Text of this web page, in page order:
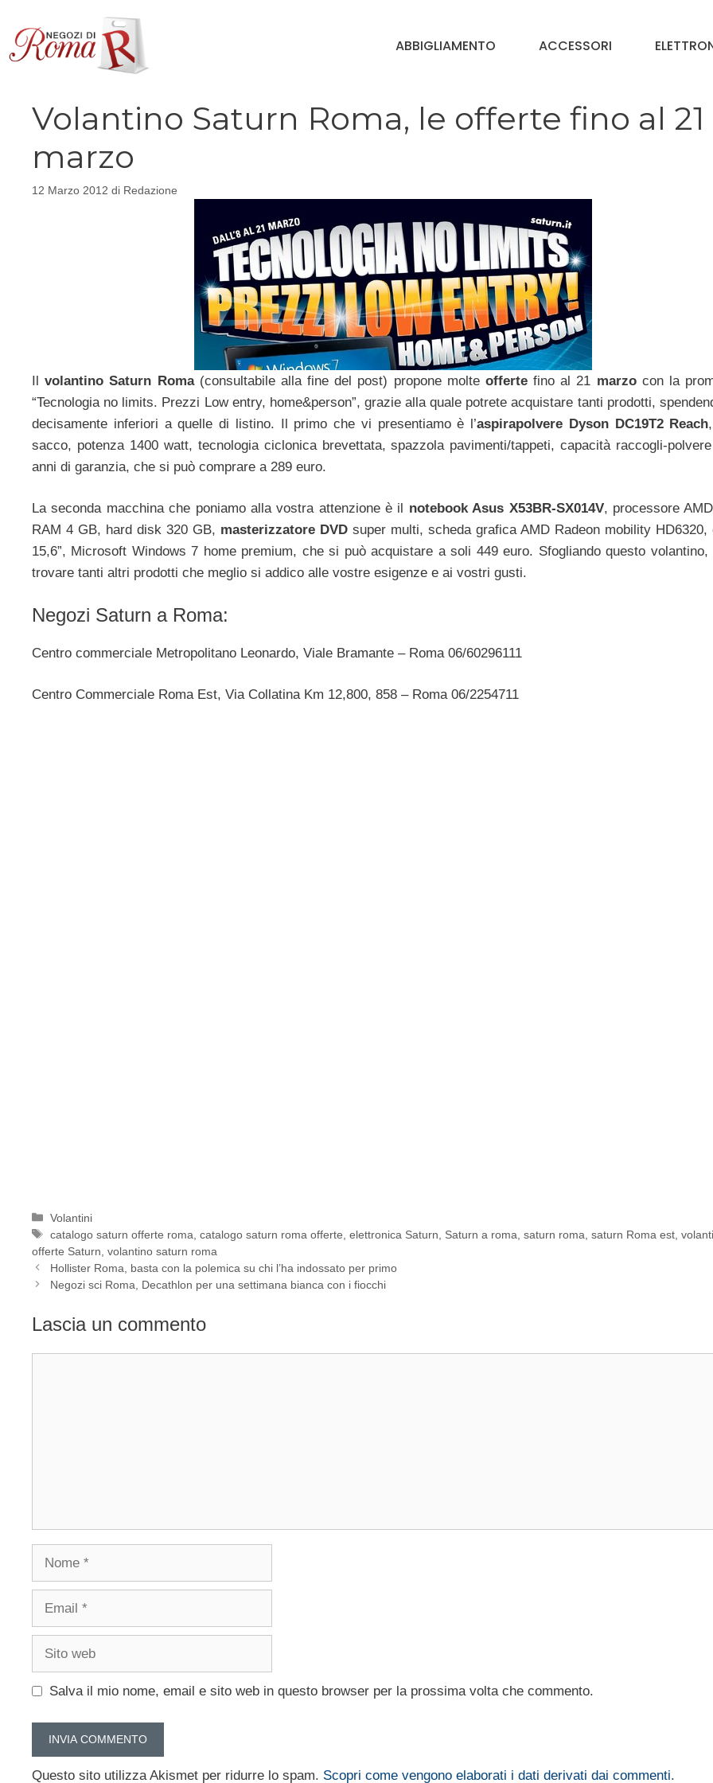
contenuto
ABBIGLIAMENTO ACCESSORI
Volantino Saturn Roma, le offerte fino al 21
marzo
12 Marzo 2012 di Redazione
Ilvolantino Saturn Roma(consultabile alla fine del post) propone molte offertefino al 21 marzocon la
“Tecnologia no limits. Prezzi Low entry, home&person”, grazie alla quale potrete acquistare tanti prodotti,
decisamente inferiori a quelle di listino. Il primo che vi presentiamo è l’aspirapolvere Dyson DC19T2 Reach
sacco, potenza 1400 watt, tecnologia ciclonica brevettata, spazzola pavimenti/tappeti, capacità raccogli-
anni di garanzia, che si può comprare a 289 euro.
La seconda macchina che poniamo alla vostra attenzione è il notebook Asus X53BR-SX014V, processore
RAM 4 GB, hard disk 320 GB, masterizzatore DVD super multi, scheda grafica AMD Radeon mobility HD6320,
15,6”, Microsoft Windows 7 home premium, che si può acquistare a soli 449 euro. Sfogliando questo volantino,
trovare tanti altri prodotti che meglio si addico alle vostre esigenze e ai vostri gusti.
Negozi Saturn a Roma:
Centro commerciale Metropolitano Leonardo, Viale Bramante – Roma 06/60296111
Centro Commerciale Roma Est, Via Collatina Km 12,800, 858 – Roma 06/2254711
Categorie
Volantini
Tag
catalogo saturn offerte roma ,catalogo saturn roma offerte ,elettronica Saturn Saturn a roma ,saturn roma ,saturn Roma est ,
offerte Saturn volantino saturn roma
Hollister Roma, basta con la polemica su chi l’ha indossato per primo
Negozi sci Roma, Decathlon per una settimana bianca con i fiocchi
Lascia un commento
Nome
Email
Sito
Salva il mio nome, email e sito web in questo browser per la prossima volta che commento.
Questo sito utilizza Akismet per ridurre lo spam. Scopri come vengono elaborati i dati derivati dai commenti.